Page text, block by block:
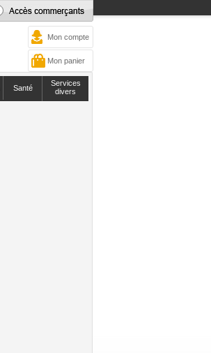
Mon compte
Mon panier
Santé
Services
divers